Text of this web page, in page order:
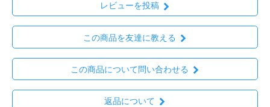
レビューを投稿
この商品を友達に教える
この商品について問い合わせる
返品について